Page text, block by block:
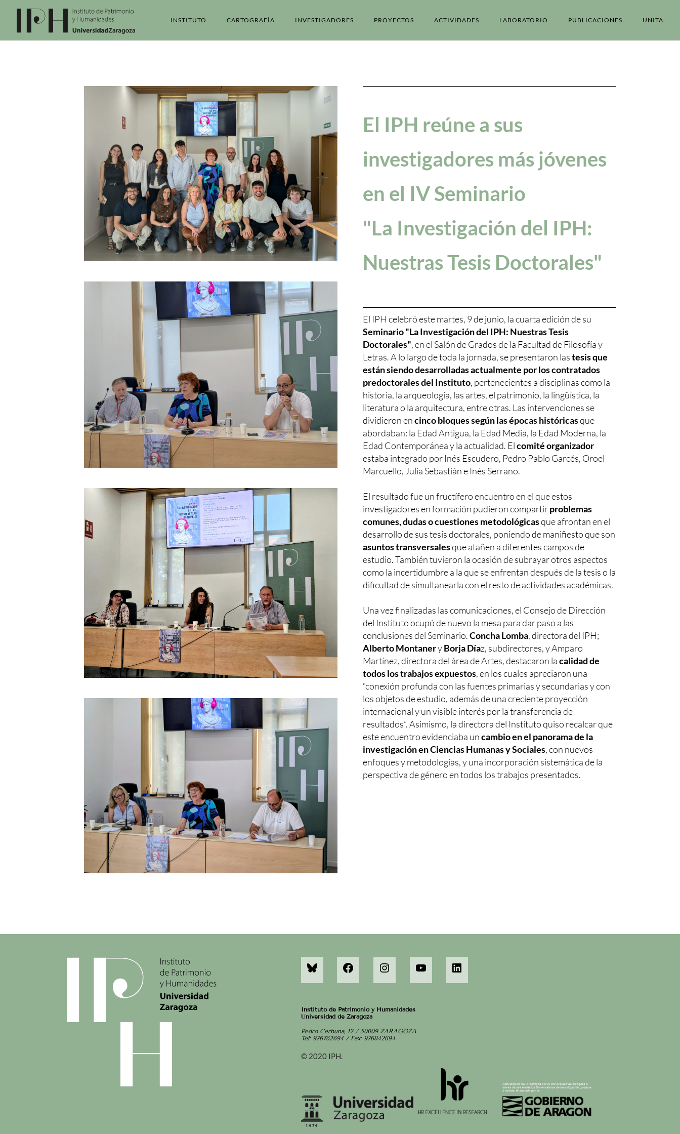
INSTITUTO CARTOGRAFÍA INVESTIGADORES PROYECTOS ACTIVIDADES LABORATORIO PUBLICACIONES UNITA
El IPH reúne a sus
investigadores más jóvenes
en el IV Seminario
"La Investigación del IPH:
Nuestras Tesis Doctorales"
El IPH celebró este martes, 9 de junio, la cuarta edición de su
Seminario "La Investigación del IPH: Nuestras Tesis
Doctorales", en el Salón de Grados de la Facultad de Filosofía y
Letras. A lo largo de toda la jornada, se presentaron lastesis que
están siendo desarrolladas actualmente por los contratados
predoctorales del Instituto, pertenecientes a disciplinas como la
historia, la arqueología, las artes, el patrimonio, la lingüística, la
literatura o la arquitectura, entre otras. Las intervenciones se
dividieron encinco bloques según las épocas históricasque
abordaban: la Edad Antigua, la Edad Media, la Edad Moderna, la
Edad Contemporánea y la actualidad. Elcomité organizador
estaba integrado por Inés Escudero, Pedro Pablo Garcés, Oroel
Marcuello, Julia Sebastián e Inés Serrano.
El resultado fue un fructífero encuentro en el que estos
investigadores en formación pudieron compartirproblemas
comunes, dudas o cuestiones metodológicasque afrontan en el
desarrollo de sus tesis doctorales, poniendo de manifiesto que son
asuntos transversalesque atañen a diferentes campos de
estudio. También tuvieron la ocasión de subrayar otros aspectos
como la incertidumbre a la que se enfrentan después de la tesis o la
dificultad de simultanearla con el resto de actividades académicas.
Una vez finalizadas las comunicaciones, el Consejo de Dirección
del Instituto ocupó de nuevo la mesa para dar paso a las
conclusiones del Seminario.Concha Lomba, directora del IPH;
Alberto MontaneryBorja Díaz, subdirectores, y Amparo
Martínez, directora del área de Artes, destacaron lacalidad de
todos los trabajos expuestos, en los cuales apreciaron una
“conexión profunda con las fuentes primarias y secundarias y con
los objetos de estudio, además de una creciente proyección
internacional y un visible interés por la transferencia de
resultados”. Asimismo, la directora del Instituto quiso recalcar que
este encuentro evidenciaba uncambio en el panorama de la
investigación en Ciencias Humanas y Sociales, con nuevos
enfoques y metodologías, y una incorporación sistemática de la
perspectiva de género en todos los trabajos presentados.
Instituto de Patrimonio y Humanidades
Universidad de Zaragoza
Pedro Cerbuna, 12 / 50009 ZARAGOZA
Tel: 976762694 / Fax: 976842694
© 2020 IPH.